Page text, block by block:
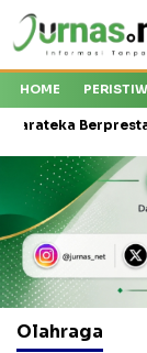
HOME
Berprestasi,
Olahraga